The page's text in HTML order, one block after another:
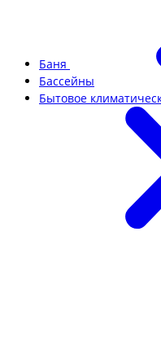
Баня
Бассейны
Бытовое